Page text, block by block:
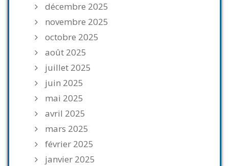
décembre 2025
novembre 2025
octobre 2025
août 2025
juillet 2025
juin 2025
mai 2025
avril 2025
mars 2025
février 2025
janvier 2025